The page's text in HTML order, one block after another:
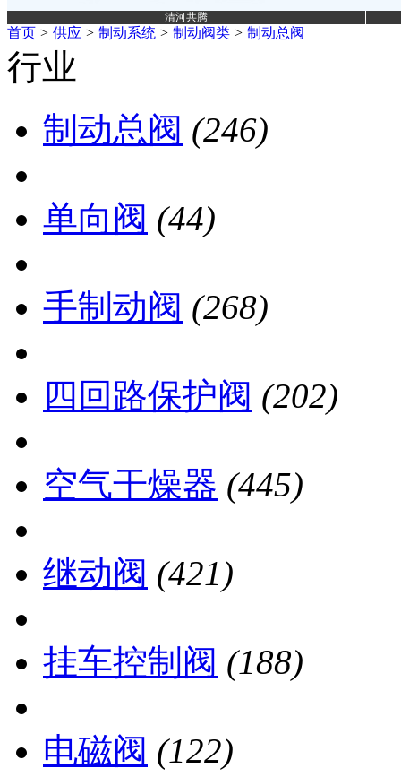
清河共腾
首页 > 供应 > 制动系统 > 制动阀类 > 制动总阀
行业
制动总阀 (246)
单向阀 (44)
手制动阀 (268)
四回路保护阀 (202)
空气干燥器 (445)
继动阀 (421)
挂车控制阀 (188)
电磁阀 (122)